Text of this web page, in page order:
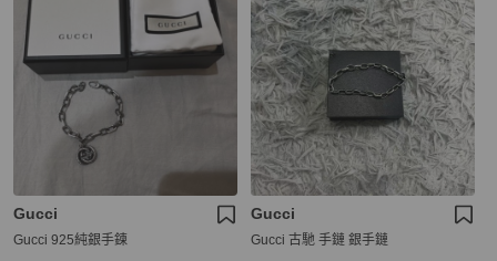
Gucci
Gucci 925純銀手鍊
Gucci
Gucci 古馳 手鏈 銀手鏈